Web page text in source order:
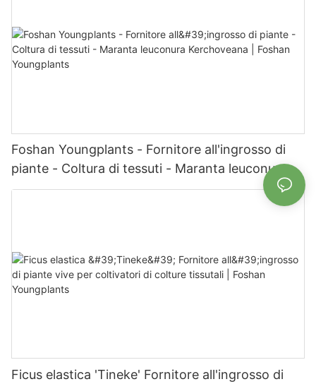
Foshan Youngplants - Fornitore all'ingrosso di
piante - Coltura di tessuti - Maranta leuconura
Kerchoveana | Foshan Youngplants
Ficus elastica 'Tineke' Fornitore all'ingrosso di